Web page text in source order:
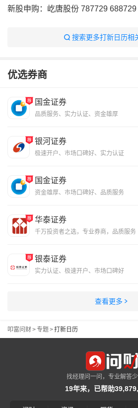
新股申购：屹唐股份 787729 688729
搜索更多打新日历相
优选券商
国金证券
品质服务、实力认证、资金雄厚
银河证券
极速开户、市场口碑好、实力认证
国金证券
资金雄厚、市场口碑好、品质服务
华泰证券
千万投资者之选，专业券商，品质服务
银泰证券
实力认证、极速开户、市场口碑好
查看更多
叩富问财>专题 >打新日历
找经理问一问，专业解答
19年来，已帮助